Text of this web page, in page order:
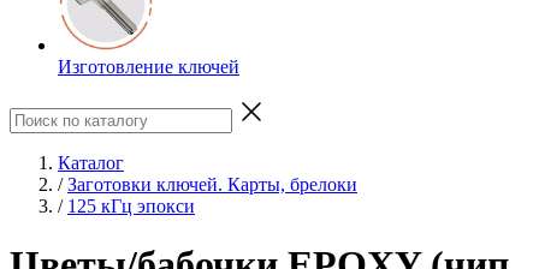
Изготовление ключей
Каталог
/ Заготовки ключей. Карты, брелоки
/ 125 кГц эпокси